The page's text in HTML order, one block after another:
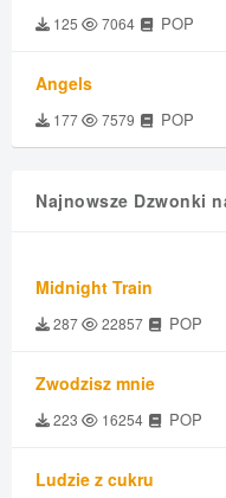
125 7064 POP
Angels
177 7579 POP
Najnowsze Dzwonki
Midnight Train
287 22857 POP
Zwodzisz mnie
223 16254 POP
Ludzie z cukru